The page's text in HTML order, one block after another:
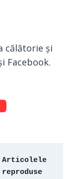
călătorie și
Facebook.
Articolele